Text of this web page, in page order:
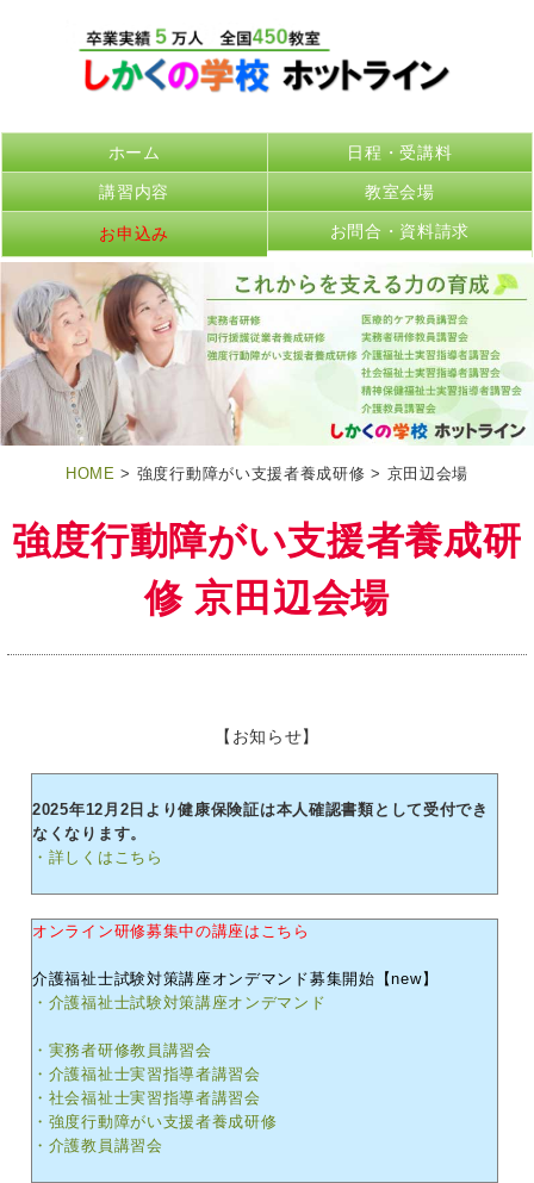
ホーム 日程・受講料
講習内容 教室会場
お申込み お問合・資料請求
HOME > 強度行動障がい支援者養成研修 > 京田辺会場
強度行動障がい支援者養成研
修 京田辺会場
【お知らせ】
2025年12月2日より健康保険証は本人確認書類として受付でき
なくなります。
・詳しくはこちら
オンライン研修募集中の講座はこちら
介護福祉士試験対策講座オンデマンド募集開始【new】
・介護福祉士試験対策講座オンデマンド
・実務者研修教員講習会
・介護福祉士実習指導者講習会
・社会福祉士実習指導者講習会
・強度行動障がい支援者養成研修
・介護教員講習会